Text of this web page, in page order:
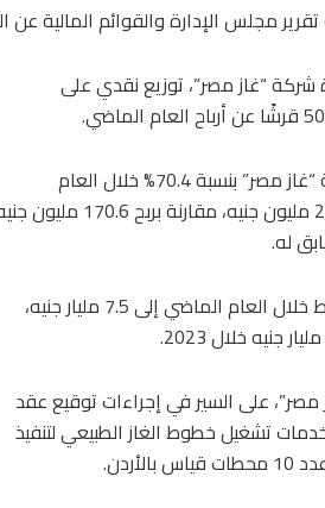
مجلس الإدارة والقوائم المالية عن
“غاز مصر”، توزيع نقدي على
وارتفعت أرباح شركة “غاز مصر” بنسبة 70.4% خلال العام
الماضي، لتصل 290.7 مليون جنيه، مقارنة بربح 170.6
له.
وزادت إيرادات النشاط خلال العام الماضي إلى 7.5 مليار جنيه،
على السير في إجراءات توقيع عقد
تشغيل خطوط الغاز الطبيعي لتنفيذ